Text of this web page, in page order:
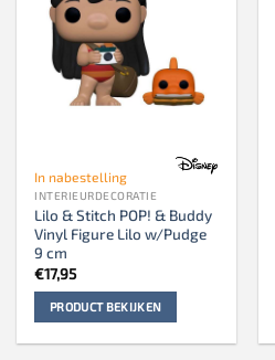
In nabestelling
INTERIEURDECORATIE
Lilo & Stitch POP! & Buddy
Vinyl Figure Lilo w/Pudge
9 cm
€17,95
PRODUCT BEKIJKEN